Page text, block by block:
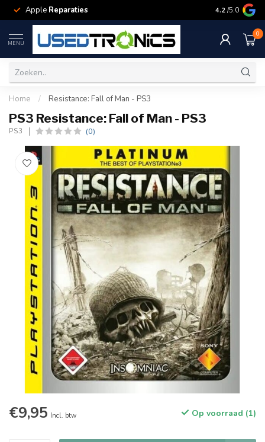
Apple Reparaties Samsung
4.2 /5.0
MENU
0
Home / Resistance: Fall of Man - PS3
PS3 Resistance: Fall of Man - PS3
PS3 (0)
€9,95 Incl. btw Op voorraad (1)